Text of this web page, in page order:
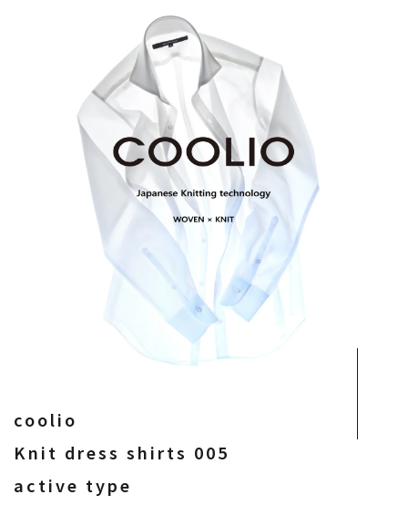
coolio
Knit dress shirts 005
active type